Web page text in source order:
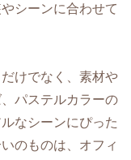
シーンに合わせて
けでなく、素材や
パステルカラーの
なシーンにぴった
のものは、オフィ